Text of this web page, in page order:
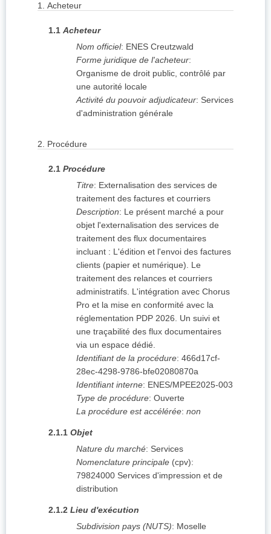
1. Acheteur
1.1 Acheteur
Nom officiel: ENES Creutzwald
Forme juridique de l'acheteur:
Organisme de droit public, contrôlé par
une autorité locale
Activité du pouvoir adjudicateur: Services
d'administration générale
2. Procédure
2.1 Procédure
Titre: Externalisation des services de
traitement des factures et courriers
Description: Le présent marché a pour
objet l'externalisation des services de
traitement des flux documentaires
incluant : L'édition et l'envoi des factures
clients (papier et numérique). Le
traitement des relances et courriers
administratifs. L'intégration avec Chorus
Pro et la mise en conformité avec la
réglementation PDP 2026. Un suivi et
une traçabilité des flux documentaires
via un espace dédié.
Identifiant de la procédure: 466d17cf-
28ec-4298-9786-bfe02080870a
Identifiant interne: ENES/MPEE2025-003
Type de procédure: Ouverte
La procédure est accélérée: non
2.1.1 Objet
Nature du marché: Services
Nomenclature principale (cpv):
79824000 Services d'impression et de
distribution
2.1.2 Lieu d'exécution
Subdivision pays (NUTS): Moselle